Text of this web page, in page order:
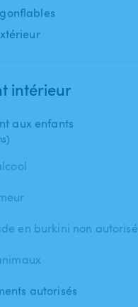
intérieur
aux enfants
en burkini non
autorisés